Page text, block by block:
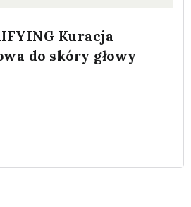
Kuracja
do skóry głowy